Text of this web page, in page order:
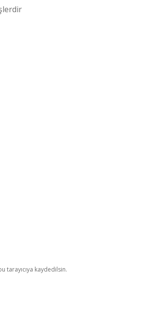
tarayıcıya kaydedilsin.